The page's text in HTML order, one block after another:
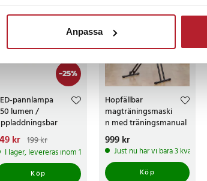
Anpassa
-25%
pannlampa
lumen /
med
/ 230°
ljusvinkel / USB-C
pris
krTidigare pris:
kr
kr 199 kr
I lager, levereras inom 1-2 vardagar
Köp
Hopfällbar
magträningsmaski
n med träningsmanual
Pris:999 kr
999 kr
Just nu har vi bara 3 kvar
Köp